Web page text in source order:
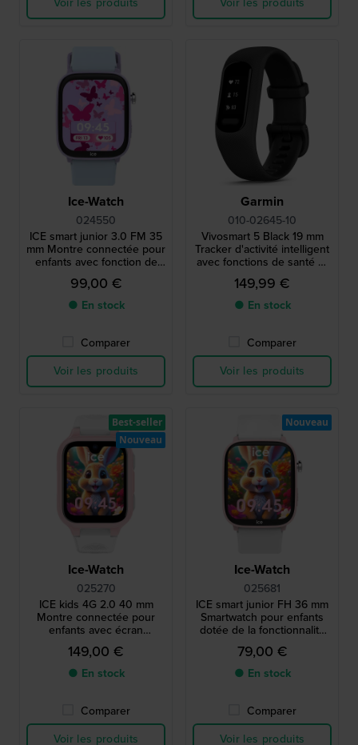
Ice-Watch
024550
ICE smart junior 3.0 FM 35
mm Montre connectée pour
enfants avec fonction de
géolocalisation Apple Find
My.
99,00 €
● En stock
Comparer
Voir les produits
Garmin
010-02645-10
Vivosmart 5 Black 19 mm
Tracker d'activité intelligent
avec fonctions de santé et
de fitness
149,99 €
● En stock
Comparer
Voir les produits
Ice-Watch
025270
ICE kids 4G 2.0 40 mm
Montre connectée pour
enfants avec écran
AMOLED
149,00 €
● En stock
Comparer
Voir les produits
Best-seller
Nouveau
Ice-Watch
025681
ICE smart junior FH 36 mm
Smartwatch pour enfants
dotée de la fonctionnalité
de géolocalisation Android
Find Hub
79,00 €
● En stock
Comparer
Voir les produits
Nouveau